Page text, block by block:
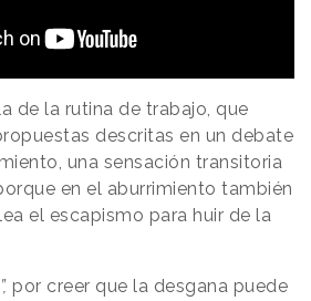
de la rutina de trabajo, que
descritas en un debate
una sensación transitoria
en el aburrimiento también
el escapismo para huir de la
por creer que la desgana puede